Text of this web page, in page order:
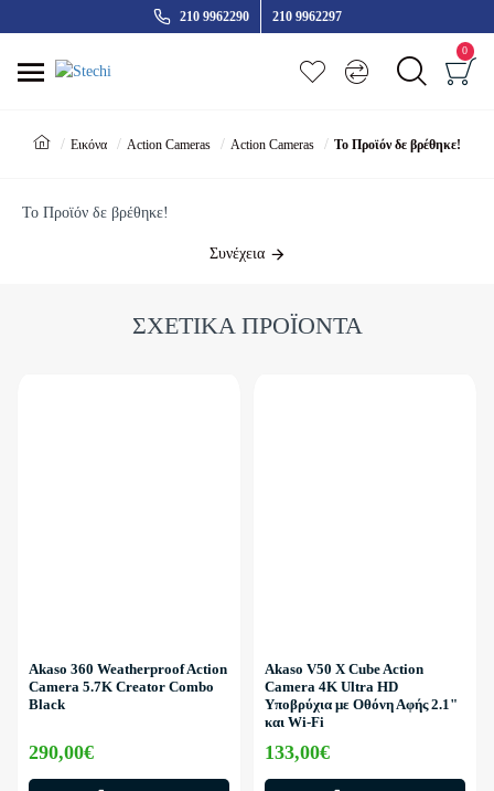
210 9962290 210 9962297
0
Εικόνα Action Cameras Action Cameras Το Προϊόν δε βρέθηκε!
Το Προϊόν δε βρέθηκε!
Συνέχεια
ΣΧΕΤΙΚΑ ΠΡΟΪΟΝΤΑ
Akaso 360 Weatherproof Action
Camera 5.7K Creator Combo
Black
290,00€
Akaso V50 X Cube Action
Camera 4K Ultra HD
Υποβρύχια με Οθόνη Αφής 2.1"
και Wi-Fi
133,00€